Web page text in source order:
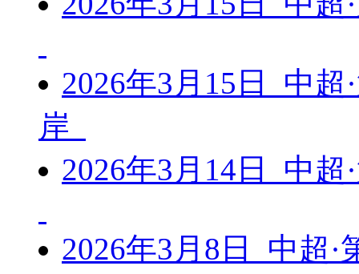
2026年3月15日 中
岸
2026年3月14日 中
2026年3月8日 中超